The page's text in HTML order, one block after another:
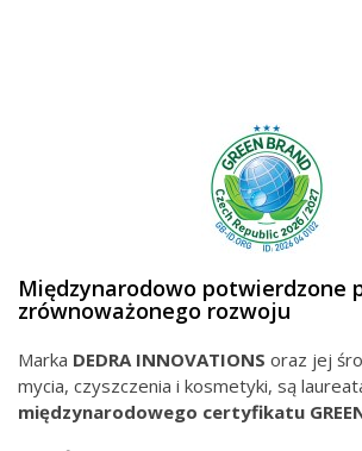
Międzynarodowo potwierdzone
zrównoważonego rozwoju
Marka DEDRA INNOVATIONS oraz jej
mycia, czyszczenia i kosmetyki, są
międzynarodowego certyfikatu